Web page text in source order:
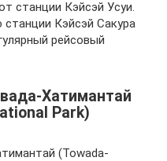
станции Кэйсэй Усуи.
Кэйсэй Сакура
рейсовый
Хатимантай
Park)
(Towada-